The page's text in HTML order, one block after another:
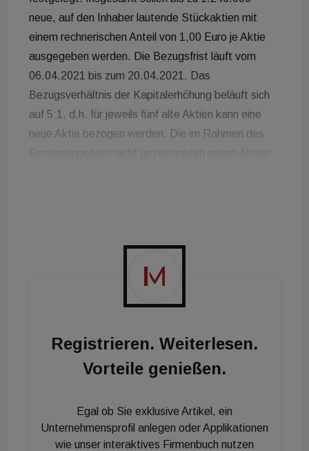
neue, auf den Inhaber lautende Stückaktien mit
einem rechnerischen Anteil von 1,00 Euro je Aktie
ausgegeben werden. Die Bezugsfrist läuft vom
06.04.2021 bis zum 20.04.2021. Das
Bezugsverhältnis der Kapitalerhöhung beläuft sich
auf 5:1, d.h. für jeweils fünf alte Aktien kann eine
neue Aktie bezogen werden. Die im Rahmen des
01.11.2019 gewinnberechtigt. Die vorgesehenen
Mittelzuflüsse sollen primär für den weiteren Ausbau
des Bestandsportfolios der Gesellschaft genutzt
Registrieren. Weiterlesen.
Vorteile genießen.
Egal ob Sie exklusive Artikel, ein
Unternehmensprofil anlegen oder Applikationen
wie unser interaktives Firmenbuch nutzen